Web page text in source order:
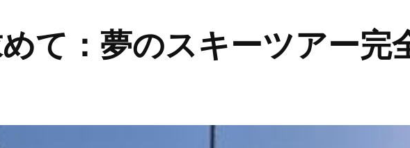
て：夢のスキーツアー完